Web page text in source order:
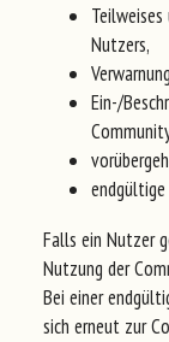
Nutzers,
Ein-/
endgültige
Falls ein Nutzer
Nutzung der
Bei einer
sich erneut zur